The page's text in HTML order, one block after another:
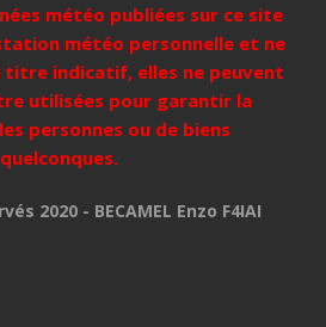
météo publiées sur ce site
météo personnelle et ne
titre indicatif, elles ne peuvent
utilisées pour garantir la
personnes ou de biens
quelconques.
2020 - BECAMEL Enzo F4IAI